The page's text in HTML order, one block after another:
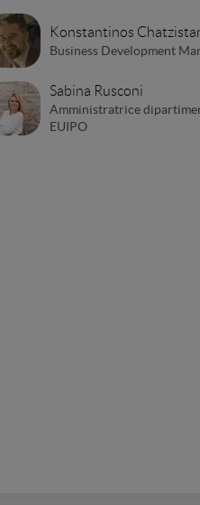
Konstantinos
Business Development
Sabina Rusconi
Amministratrice
EUIPO